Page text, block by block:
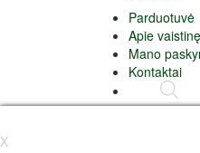
Parduotuvė
Apie vaistinę
Mano
Kontaktai
X